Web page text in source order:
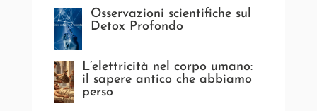
Osservazioni scientifiche sul
Detox Profondo
L’elettricità nel corpo umano:
il sapere antico che abbiamo
perso